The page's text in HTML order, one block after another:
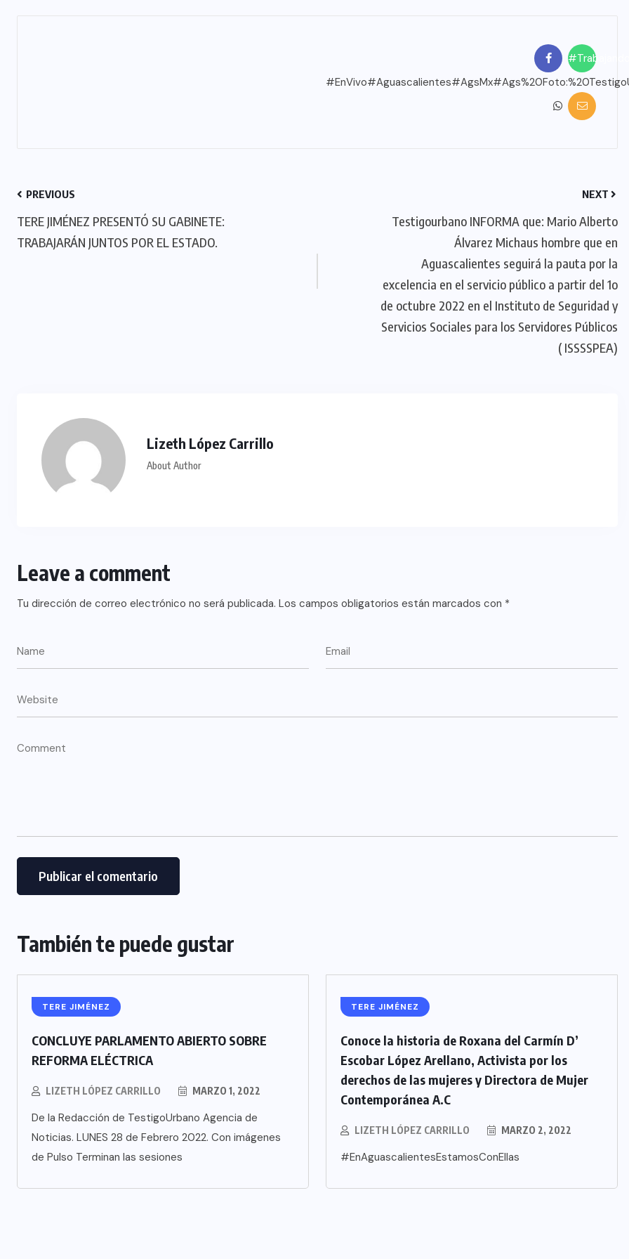
#EnVivo#Aguascalientes#AgsMx
PREVIOUS
TERE JIMÉNEZ PRESENTÓ SU GABINETE:
TRABAJARÁN JUNTOS POR EL ESTADO.
NEXT
Testigourbano INFORMA que: Mario Alberto
Álvarez Michaus hombre que en
Aguascalientes seguirá la pauta por la
excelencia en el servicio público a partir del 1o
de octubre 2022 en el Instituto de Seguridad y
Servicios Sociales para los Servidores Públicos
( ISSSSPEA)
Lizeth López Carrillo
About Author
Leave a comment
Tu dirección de correo electrónico no será publicada. Los campos obligatorios están marcados con *
También te puede gustar
TERE JIMÉNEZ
CONCLUYE PARLAMENTO ABIERTO SOBRE
REFORMA ELÉCTRICA
LIZETH LÓPEZ CARRILLO MARZO 1, 2022
De la Redacción de TestigoUrbano Agencia de
Noticias. LUNES 28 de Febrero 2022. Con imágenes
de Pulso Terminan las sesiones
TERE JIMÉNEZ
Conoce la historia de Roxana del Carmín D’
Escobar López Arellano, Activista por los
derechos de las mujeres y Directora de Mujer
Contemporánea A.C
LIZETH LÓPEZ CARRILLO MARZO 2, 2022
#EnAguascalientesEstamosConEllas